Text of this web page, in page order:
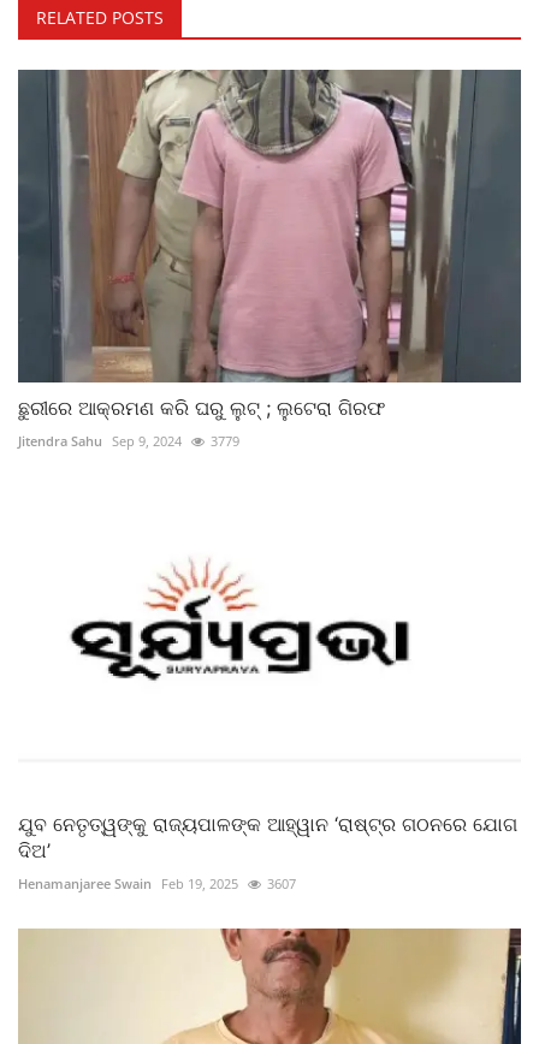
RELATED POSTS
ଛୁରୀରେ ଆକ୍ରମଣ କରି ଘରୁ ଲୁଟ୍ ; ଲୁଟେରା ଗିରଫ
Jitendra Sahu Sep 9, 2024 3779
ଯୁବ ନେତୃତ୍ୱଙ୍କୁ ରାଜ୍ୟପାଳଙ୍କ ଆହ୍ୱାନ ‘ରାଷ୍ଟ୍ର ଗଠନରେ ଯୋଗ
ଦିଅ’
Henamanjaree Swain Feb 19, 2025 3607